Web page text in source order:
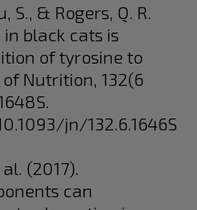
S., & Rogers, Q. R.
black cats is
of tyrosine to
Nutrition, 132(6
jn/132.6.1646S
(2017).
can